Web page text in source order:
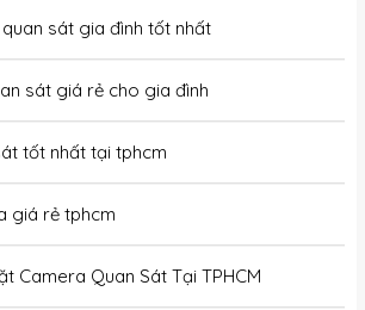
sát gia đình tốt nhất
sát giá rẻ cho gia đình
tốt nhất tại tphcm
giá rẻ tphcm
Camera Quan Sát Tại TPHCM